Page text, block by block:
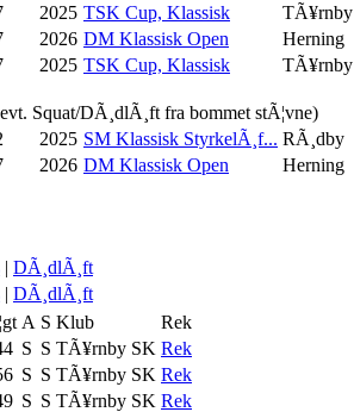
2025 TSK Cup, Klassisk
TÃ¥rnby
2026 DM Klassisk Open
Herning
2025 TSK Cup, Klassisk TÃ¥rnby
Squat/DÃ¸dlÃ¸ft fra bommet stÃ¦vne)
2025 SM Klassisk StyrkelÃ¸f... RÃ¸dby
2026 DM Klassisk Open Herning
| DÃ¸dlÃ¸ft
| DÃ¸dlÃ¸ft
A S Klub
Rek
S S TÃ¥rnby SK Rek
S S TÃ¥rnby SK Rek
S S TÃ¥rnby SK Rek